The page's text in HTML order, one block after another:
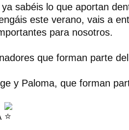
sabéis lo que aportan
este verano, vais a
para nosotros.
que forman parte
y Paloma, que forman